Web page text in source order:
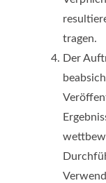
tragen.
Der